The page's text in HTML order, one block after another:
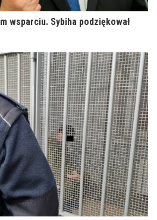
wsparciu. Sybiha podziękował